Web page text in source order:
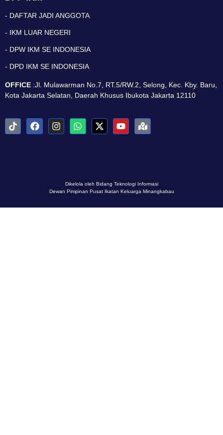
- DAFTAR JADI ANGGOTA
- IKM LUAR NEGERI
- DPW IKM SE INDONESIA
- DPD IKM SE INDONESIA
OFFICE :Jl. Mulawarman No.7, RT.5/RW.2, Selong, Kec. Kby. Baru,
Kota Jakarta Selatan, Daerah Khusus Ibukota Jakarta 12110
Dikelola oleh Bidang Teknologi Informasi
Dewan Pimpinan Pusat Ikatan Keluarga Minangkabau